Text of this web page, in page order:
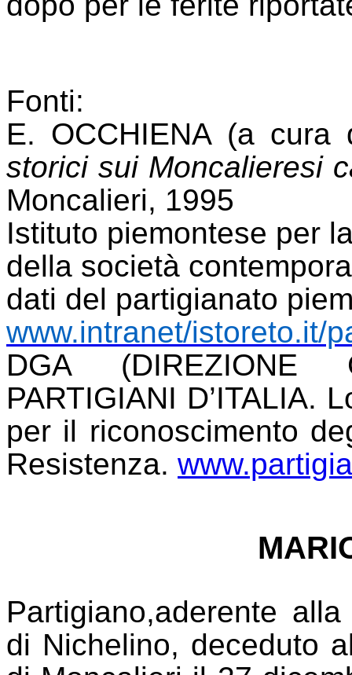
Fonti:
E. OCCHIENA(a cura
storici sui Moncalieresi
Moncalieri, 1995
Istituto piemontese per
della società
dati del partigianato
www.intranet/istoreto.it/
DGA (DIREZIONE
PARTIGIANI D’ITALIA.
per il riconoscimento
Resistenza.
Partigiano,aderente
di Nichelino, deceduto